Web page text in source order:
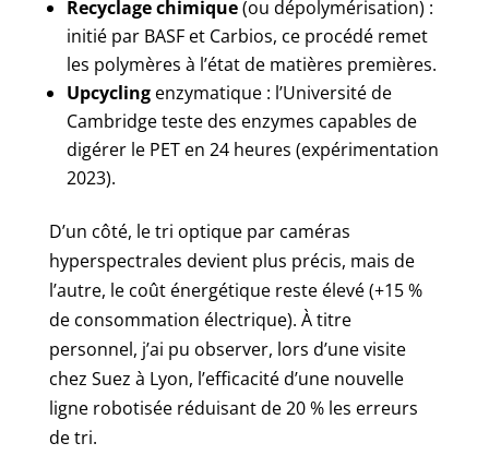
Recyclage chimique(ou dépolymérisation) :
initié par BASF et Carbios, ce procédé remet
les polymères à l’état de matières premières.
Upcyclingenzymatique : l’Université de
Cambridge teste des enzymes capables de
digérer le PET en 24 heures (expérimentation
2023).
D’un côté, le tri optique par caméras
hyperspectrales devient plus précis, mais de
l’autre, le coût énergétique reste élevé (+15 %
de consommation électrique). À titre
personnel, j’ai pu observer, lors d’une visite
chez Suez à Lyon, l’efficacité d’une nouvelle
ligne robotisée réduisant de 20 % les erreurs
de tri.